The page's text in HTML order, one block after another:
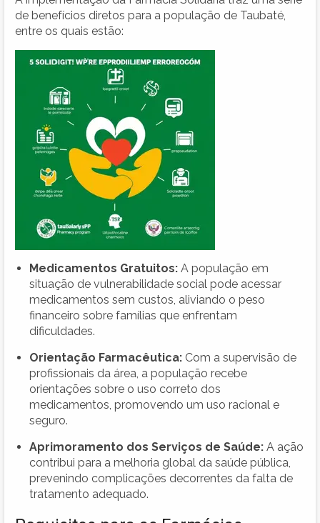
de benefícios diretos para a população de Taubaté,
entre os quais estão:
Medicamentos Gratuitos: A população em
situação de vulnerabilidade social pode acessar
medicamentos sem custos, aliviando o peso
financeiro sobre famílias que enfrentam
dificuldades.
Orientação Farmacêutica: Com a supervisão de
profissionais da área, a população recebe
orientações sobre o uso correto dos
medicamentos, promovendo um uso racional e
seguro.
Aprimoramento dos Serviços de Saúde: A ação
contribui para a melhoria global da saúde pública,
prevenindo complicações decorrentes da falta de
tratamento adequado.